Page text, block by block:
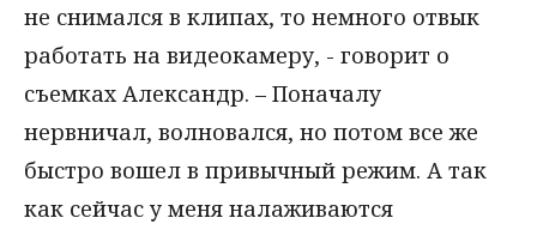
не снимался в клипах, то немного отвык
работать на видеокамеру, - говорит о
съемках Александр. – Поначалу
нервничал, волновался, но потом все же
быстро вошел в привычный режим. А так
как сейчас у меня налаживаются